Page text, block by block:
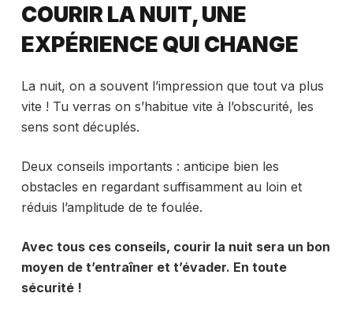
COURIR LA NUIT, UNE
EXPÉRIENCE QUI CHANGE
La nuit, on a souvent l’impression que tout va plus
vite ! Tu verras on s’habitue vite à l’obscurité, les
sens sont décuplés.
Deux conseils importants : anticipe bien les
obstacles en regardant suffisamment au loin et
réduis l’amplitude de te foulée.
Avec tous ces conseils, courir la nuit sera un bon
moyen de t’entraîner et t’évader. En toute
sécurité !